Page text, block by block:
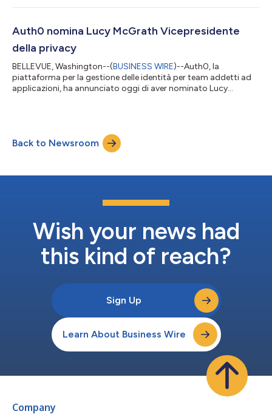
biometrico, come il riconoscimento facciale o l’impronta
tradizionali password. Eliminando la necessità di password
lunghe e complesse, Auth0 WebAuth...
Auth0 nomina Lucy McGrath Vicepresidente
della privacy
BELLEVUE, Washington--(BUSINESS WIRE)--Auth0, la
piattaforma per la gestione delle identità per team addetti ad
applicazioni, ha annunciato oggi di aver nominato Lucy
nell’appurare che Auth0 e i suoi clienti possano continuare a
risolvere i problemi dinamici in materia di privacy e proteggere
gli utenti e le altre person...
Back to Newsroom
Wish your news had
this kind of reach?
Sign Up
Learn About Business Wire
Company